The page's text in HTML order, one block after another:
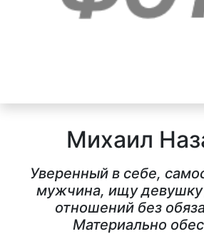
Михаил
Уверенный в себе,
мужчина, ищу девушку
отношений без
Материально